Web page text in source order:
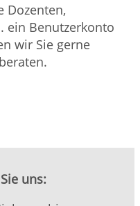
Dozenten,
ein Benutzerkonto
wir Sie gerne
uns: